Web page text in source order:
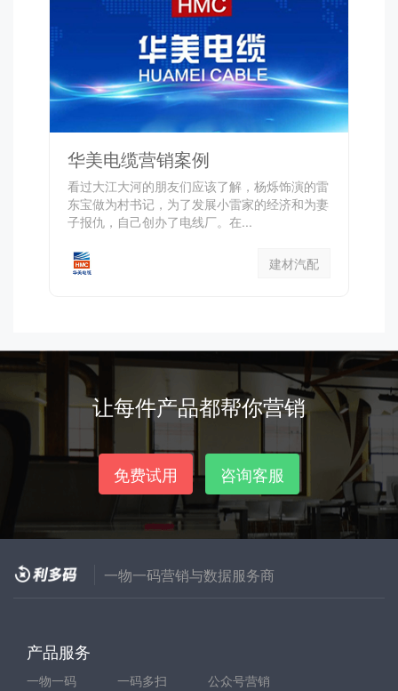
华美电缆营销案例
看过大江大河的朋友们应该了解，杨烁饰演的雷
东宝做为村书记，为了发展小雷家的经济和为妻
子报仇，自己创办了电线厂。在...
建材汽配
让每件产品都帮你营销
免费试用 咨询客服
一物一码营销与数据服务商
产品服务
一物一码 一码多扫
公众号营销